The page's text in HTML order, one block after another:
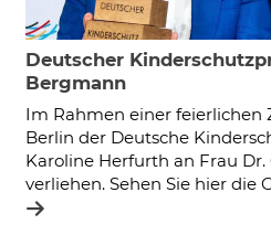
Deutscher
Bergmann
Im Rahmen einer feierlichen
Berlin der Deutsche
Karoline Herfurth an Frau
verliehen.­ Sehen Sie hier die